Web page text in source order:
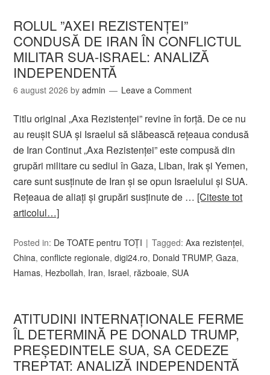
ROLUL ”AXEI REZISTENȚEI”
CONDUSĂ DE IRAN ÎN CONFLICTUL
MILITAR SUA-ISRAEL: ANALIZĂ
INDEPENDENTĂ
6 august 2026 byadmin Leave a Comment
Titlu original „Axa Rezistenței” revine în forță. De ce nu
au reușit SUA și Israelul să slăbească rețeaua condusă
de Iran Continut „Axa Rezistenței” este compusă din
grupări militare cu sediul în Gaza, Liban, Irak și Yemen,
care sunt susținute de Iran și se opun Israelului și SUA.
Rețeaua de aliați și grupări susținute de … [Citeste tot
articolul…]
Posted in: De TOATE pentru TOȚI Tagged:Axa rezistenței,
China,conflicte regionale,digi24.ro, Donald TRUMP,Gaza,
Hamas, Hezbollah, Iran, Israel, războaie,SUA
ATITUDINI INTERNAȚIONALE FERME
ÎL DETERMINĂ PE DONALD TRUMP,
PREȘEDINTELE SUA, SA CEDEZE
TREPTAT: ANALIZĂ INDEPENDENTĂ